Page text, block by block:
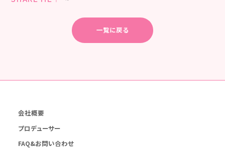
一覧に戻る
会社概要
プロデューサー
FAQ&お問い合わせ